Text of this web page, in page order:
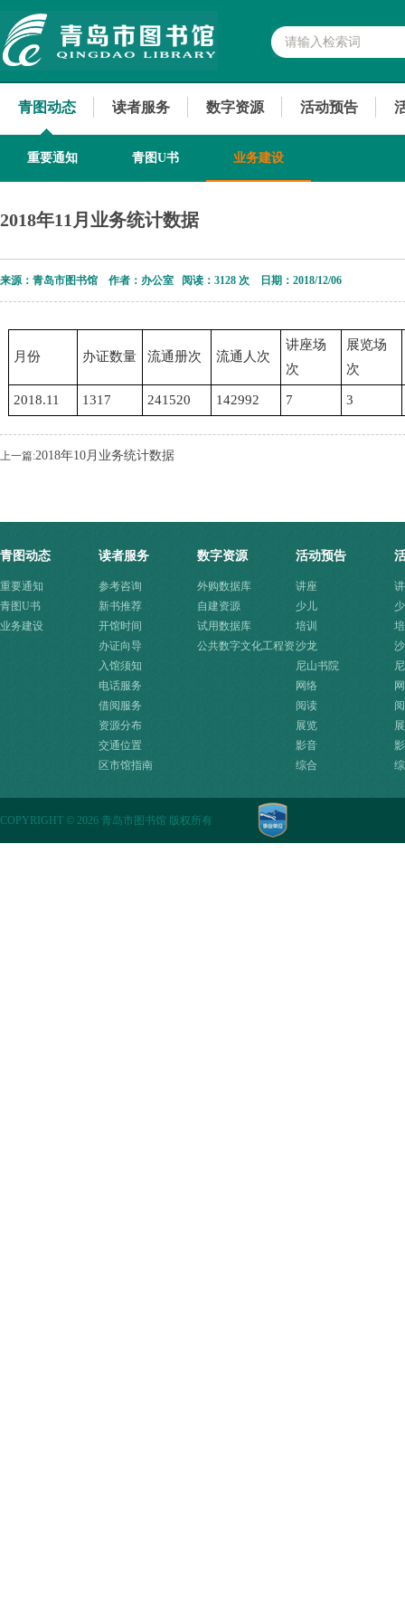
青图动态 读者服务 数字资源 活动预告
重要通知 青图U书 业务建设
2018年11月业务统计数据
来源：青岛市图书馆 作者：办公室 阅读： 3128 次 日期：2018/12/06
月份 办证数量 流通册次 流通人次
讲座场
次
展览场
次
2018.11 1317 241520 142992 7 3
上一篇:2018年10月业务统计数据
青图动态
重要通知
青图U书
业务建设
读者服务
参考咨询
新书推荐
开馆时间
办证向导
入馆须知
电话服务
借阅服务
资源分布
交通位置
区市馆指南
数字资源
外购数据库
自建资源
试用数据库
公共数字文化工程资
活动预告
讲座
少儿
培训
沙龙
尼山书院
网络
阅读
展览
影音
综合
COPYRIGHT © 2026 青岛市图书馆 版权所有